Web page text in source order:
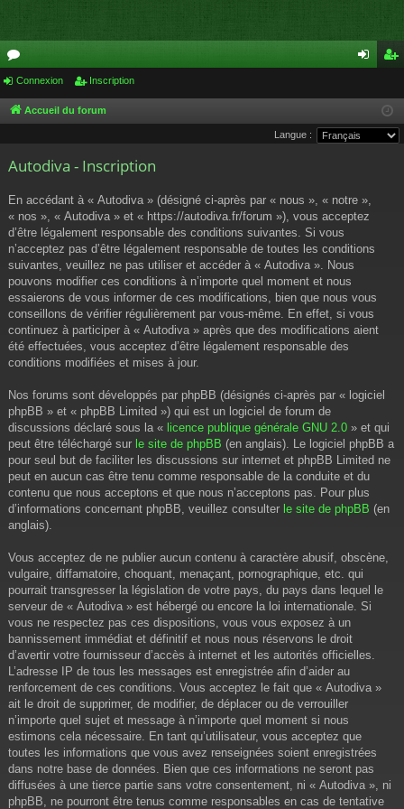
or
u
s
cri
pti
Connexion Inscription
Accueil du forum
Langue :
Autodiva - Inscription
En accédant à « Autodiva » (désigné ci-après par « nous », « notre »,
« nos », « Autodiva » et « https://autodiva.fr/forum »), vous acceptez
d’être légalement responsable des conditions suivantes. Si vous
n’acceptez pas d’être légalement responsable de toutes les conditions
suivantes, veuillez ne pas utiliser et accéder à « Autodiva ». Nous
pouvons modifier ces conditions à n’importe quel moment et nous
essaierons de vous informer de ces modifications, bien que nous vous
conseillons de vérifier régulièrement par vous-même. En effet, si vous
continuez à participer à « Autodiva » après que des modifications aient
été effectuées, vous acceptez d’être légalement responsable des
conditions modifiées et mises à jour.
Nos forums sont développés par phpBB (désignés ci-après par « logiciel
phpBB » et « phpBB Limited ») qui est un logiciel de forum de
discussions déclaré sous la « licence publique générale GNU 2.0 » et qui
peut être téléchargé sur le site de phpBB (en anglais). Le logiciel phpBB a
pour seul but de faciliter les discussions sur internet et phpBB Limited ne
peut en aucun cas être tenu comme responsable de la conduite et du
contenu que nous acceptons et que nous n’acceptons pas. Pour plus
d’informations concernant phpBB, veuillez consulter le site de phpBB (en
anglais).
Vous acceptez de ne publier aucun contenu à caractère abusif, obscène,
vulgaire, diffamatoire, choquant, menaçant, pornographique, etc. qui
pourrait transgresser la législation de votre pays, du pays dans lequel le
serveur de « Autodiva » est hébergé ou encore la loi internationale. Si
vous ne respectez pas ces dispositions, vous vous exposez à un
bannissement immédiat et définitif et nous nous réservons le droit
d’avertir votre fournisseur d’accès à internet et les autorités officielles.
L’adresse IP de tous les messages est enregistrée afin d’aider au
renforcement de ces conditions. Vous acceptez le fait que « Autodiva »
ait le droit de supprimer, de modifier, de déplacer ou de verrouiller
n’importe quel sujet et message à n’importe quel moment si nous
estimons cela nécessaire. En tant qu’utilisateur, vous acceptez que
toutes les informations que vous avez renseignées soient enregistrées
dans notre base de données. Bien que ces informations ne seront pas
diffusées à une tierce partie sans votre consentement, ni « Autodiva », ni
phpBB, ne pourront être tenus comme responsables en cas de tentative